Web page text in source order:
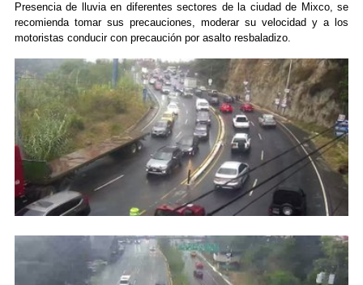
Presencia de lluvia en diferentes sectores de la ciudad de Mixco, se
recomienda tomar sus precauciones, moderar su velocidad y a los
motoristas conducir con precaución por asalto resbaladizo.